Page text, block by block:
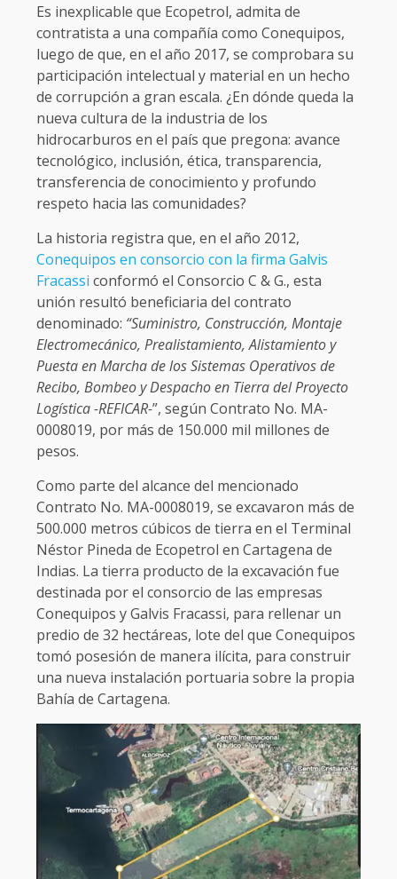
Es inexplicable que Ecopetrol, admita de
contratista a una compañía como Conequipos,
luego de que, en el año 2017, se comprobara su
participación intelectual y material en un hecho
de corrupción a gran escala. ¿En dónde queda la
nueva cultura de la industria de los
hidrocarburos en el país que pregona: avance
tecnológico, inclusión, ética, transparencia,
transferencia de conocimiento y profundo
respeto hacia las comunidades?
La historia registra que, en el año 2012,
Conequipos en consorcio con la firma Galvis
Fracassi conformó el Consorcio C & G., esta
unión resultó beneficiaria del contrato
denominado: “Suministro, Construcción, Montaje
Electromecánico, Prealistamiento, Alistamiento y
Puesta en Marcha de los Sistemas Operativos de
Recibo, Bombeo y Despacho en Tierra del Proyecto
Logística -REFICAR-”, según Contrato No. MA-
0008019, por más de 150.000 mil millones de
pesos.
Como parte del alcance del mencionado
Contrato No. MA-0008019, se excavaron más de
500.000 metros cúbicos de tierra en el Terminal
Néstor Pineda de Ecopetrol en Cartagena de
Indias. La tierra producto de la excavación fue
destinada por el consorcio de las empresas
Conequipos y Galvis Fracassi, para rellenar un
predio de 32 hectáreas, lote del que Conequipos
tomó posesión de manera ilícita, para construir
una nueva instalación portuaria sobre la propia
Bahía de Cartagena.